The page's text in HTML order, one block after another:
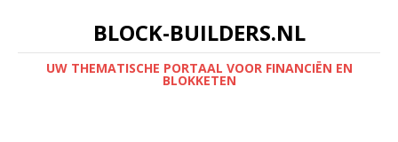
BLOCK-BUILDERS.NL
UW THEMATISCHE PORTAAL VOOR FINANCIËN EN
BLOKKETEN